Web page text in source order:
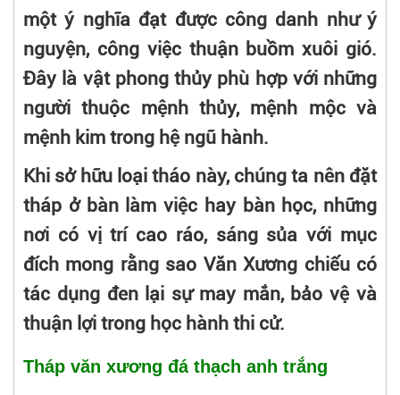
một ý nghĩa đạt được công danh như ý
nguyện, công việc thuận buồm xuôi gió.
Đây là vật phong thủy phù hợp với những
người thuộc mệnh thủy, mệnh mộc và
mệnh kim trong hệ ngũ hành.
Khi sở hữu loại tháo này, chúng ta nên đặt
tháp ở bàn làm việc hay bàn học, những
nơi có vị trí cao ráo, sáng sủa với mục
đích mong rằng sao Văn Xương chiếu có
tác dụng đen lại sự may mắn, bảo vệ và
thuận lợi trong học hành thi cử.
Tháp văn xương đá thạch anh trắng